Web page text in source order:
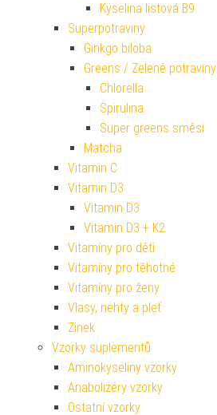
Kyselina listová B9
Superpotraviny
Ginkgo biloba
Greens / Zelené potraviny
Chlorella
Spirulina
Super greens směsi
Matcha
Vitamin C
Vitamin D3
Vitamin D3
Vitamin D3 + K2
Vitamíny pro děti
Vitamíny pro těhotné
Vitamíny pro ženy
Vlasy, nehty a pleť
Zinek
Vzorky suplementů
Aminokyseliny vzorky
Anabolizéry vzorky
Ostatní vzorky